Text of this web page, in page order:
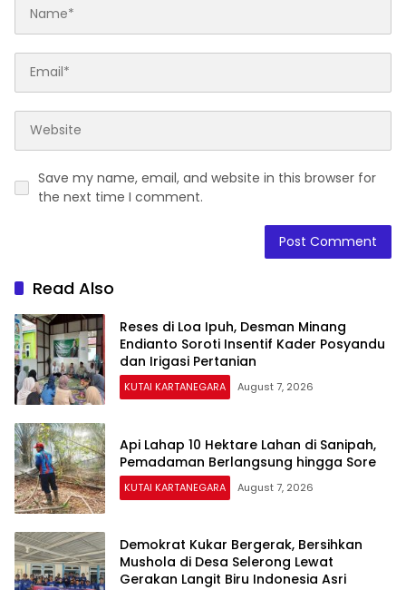
Save my name, email, and website in this browser for
the next time I comment.
Read Also
Reses di Loa Ipuh, Desman Minang
Endianto Soroti Insentif Kader Posyandu
dan Irigasi Pertanian
KUTAI KARTANEGARA August 7, 2026
Api Lahap 10 Hektare Lahan di Sanipah,
Pemadaman Berlangsung hingga Sore
KUTAI KARTANEGARA August 7, 2026
Demokrat Kukar Bergerak, Bersihkan
Mushola di Desa Selerong Lewat
Gerakan Langit Biru Indonesia Asri